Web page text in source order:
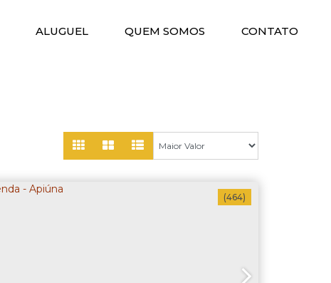
CONTATO
QUEM SOMOS
ALUGUEL
(464)